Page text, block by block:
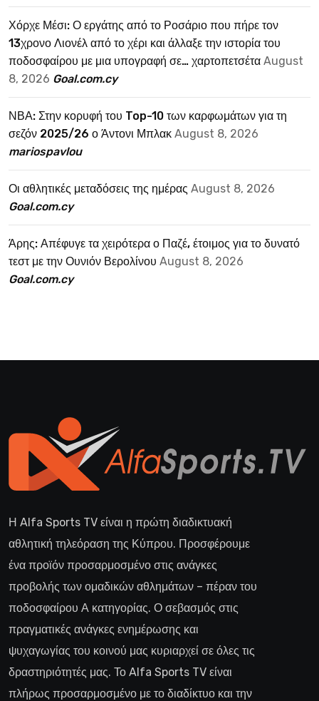
Χόρχε Μέσι: Ο εργάτης από το Ροσάριο που πήρε τον
13χρονο Λιονέλ από το χέρι και άλλαξε την ιστορία του
ποδοσφαίρου με μια υπογραφή σε… χαρτοπετσέτα August
8, 2026 Goal.com.cy
ΝΒΑ: Στην κορυφή του Top-10 των καρφωμάτων για τη
σεζόν 2025/26 ο Άντονι Μπλακ August 8, 2026
mariospavlou
Οι αθλητικές μεταδόσεις της ημέρας August 8, 2026
Goal.com.cy
Άρης: Απέφυγε τα χειρότερα ο Παζέ, έτοιμος για το δυνατό
τεστ με την Ουνιόν Βερολίνου August 8, 2026
Goal.com.cy
Η Alfa Sports TV είναι η πρώτη διαδικτυακή
αθλητική τηλεόραση της Κύπρου. Προσφέρουμε
ένα προϊόν προσαρμοσμένο στις ανάγκες
προβολής των ομαδικών αθλημάτων – πέραν του
ποδοσφαίρου Α κατηγορίας. Ο σεβασμός στις
πραγματικές ανάγκες ενημέρωσης και
ψυχαγωγίας του κοινού μας κυριαρχεί σε όλες τις
δραστηριότητές μας. Το Alfa Sports TV είναι
πλήρως προσαρμοσμένο με το διαδίκτυο και την